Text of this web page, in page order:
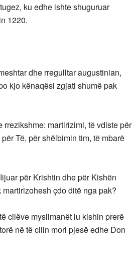
ku edhe ishte shuguruar
1220.
dhe rregulltar augustinian,
kjo kënaqësi zgjati shumë pak
rrezikshme: martirizimi, të vdiste për
Të, për shëlbimin tim, të mbarë
për Krishtin dhe për Kishën
çdo ditë nga pak?
cilëve myslimanët iu kishin prerë
në të cilin mori pjesë edhe Don